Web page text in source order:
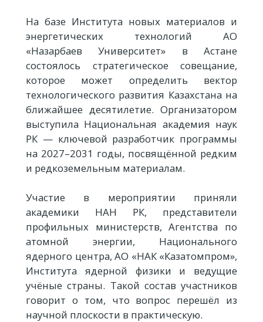
На базе Института новых материалов и
энергетических технологий АО
«Назарбаев Университет» в Астане
состоялось стратегическое совещание,
которое может определить вектор
технологического развития Казахстана на
ближайшее десятилетие. Организатором
выступила Национальная академия наук
РК — ключевой разработчик программы
на 2027–2031 годы, посвящённой редким
и редкоземельным материалам.
Участие в мероприятии приняли
академики НАН РК, представители
профильных министерств, Агентства по
атомной энергии, Национального
ядерного центра, АО «НАК «Казатомпром»,
Института ядерной физики и ведущие
учёные страны. Такой состав участников
говорит о том, что вопрос перешёл из
научной плоскости в практическую.